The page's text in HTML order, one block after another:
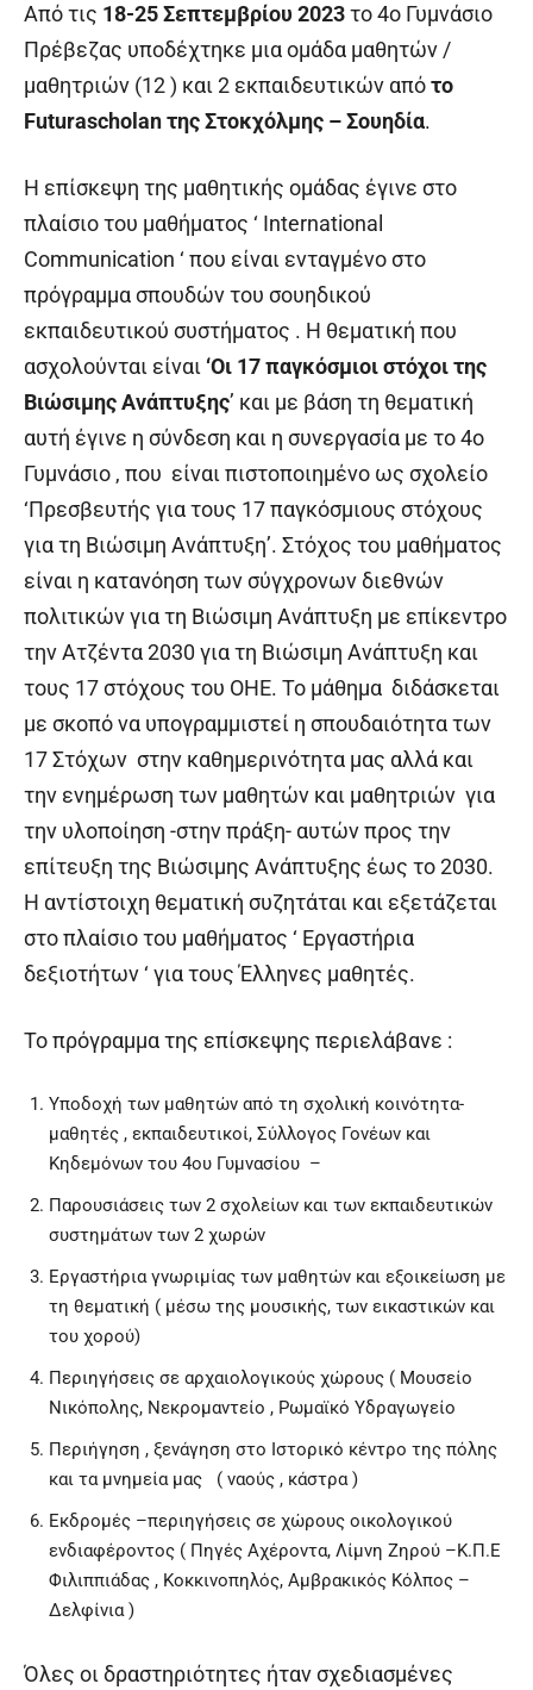
Από τις 18-25 Σεπτεμβρίου 2023το 4ο Γυμνάσιο
Πρέβεζας υποδέχτηκε μια ομάδα μαθητών /
μαθητριών (12 ) και 2 εκπαιδευτικών απότο
Futurascholan της Στοκχόλμης – Σουηδία.
Η επίσκεψη της μαθητικής ομάδας έγινε στο
πλαίσιο του μαθήματος ‘ International
Communication ‘ που είναι ενταγμένο στο
πρόγραμμα σπουδών του σουηδικού
εκπαιδευτικού συστήματος . Η θεματική που
ασχολούνται είναι ‘Οι 17 παγκόσμιοι στόχοι της
Βιώσιμης Ανάπτυξης’ και με βάση τη θεματική
αυτή έγινε η σύνδεση και η συνεργασία με το 4ο
Γυμνάσιο , που είναι πιστοποιημένο ως σχολείο
‘Πρεσβευτής για τους 17 παγκόσμιους στόχους
για τη Βιώσιμη Ανάπτυξη’. Στόχος του μαθήματος
είναι η κατανόηση των σύγχρονων διεθνών
πολιτικών για τη Βιώσιμη Ανάπτυξη με επίκεντρο
την Ατζέντα 2030 για τη Βιώσιμη Ανάπτυξη και
τους 17 στόχους του OHE. Το μάθημα διδάσκεται
με σκοπό να υπογραμμιστεί η σπουδαιότητα των
17 Στόχων στην καθημερινότητα μας αλλά και
την ενημέρωση των μαθητών και μαθητριών για
την υλοποίηση -στην πράξη- αυτών προς την
επίτευξη της Βιώσιμης Ανάπτυξης έως το 2030.
Η αντίστοιχη θεματική συζητάται και εξετάζεται
στο πλαίσιο του μαθήματος ‘ Εργαστήρια
δεξιοτήτων ‘ για τους Έλληνες μαθητές.
Το πρόγραμμα της επίσκεψης περιελάβανε :
Υποδοχή των μαθητών από τη σχολική κοινότητα-
μαθητές , εκπαιδευτικοί, Σύλλογος Γονέων και
Κηδεμόνων του 4ου Γυμνασίου –
Παρουσιάσεις των 2 σχολείων και των εκπαιδευτικών
συστημάτων των 2 χωρών
Εργαστήρια γνωριμίας των μαθητών και εξοικείωση με
τη θεματική ( μέσω της μουσικής, των εικαστικών και
του χορού)
Περιηγήσεις σε αρχαιολογικούς χώρους ( Μουσείο
Νικόπολης, Νεκρομαντείο , Ρωμαϊκό Υδραγωγείο
Περιήγηση , ξενάγηση στο Ιστορικό κέντρο της πόλης
και τα μνημεία μας ( ναούς , κάστρα )
Εκδρομές –περιηγήσεις σε χώρους οικολογικού
ενδιαφέροντος ( Πηγές Αχέροντα, Λίμνη Ζηρού –Κ.Π.Ε
Φιλιππιάδας , Κοκκινοπηλός, Αμβρακικός Κόλπος –
Δελφίνια )
Όλες οι δραστηριότητες ήταν σχεδιασμένες